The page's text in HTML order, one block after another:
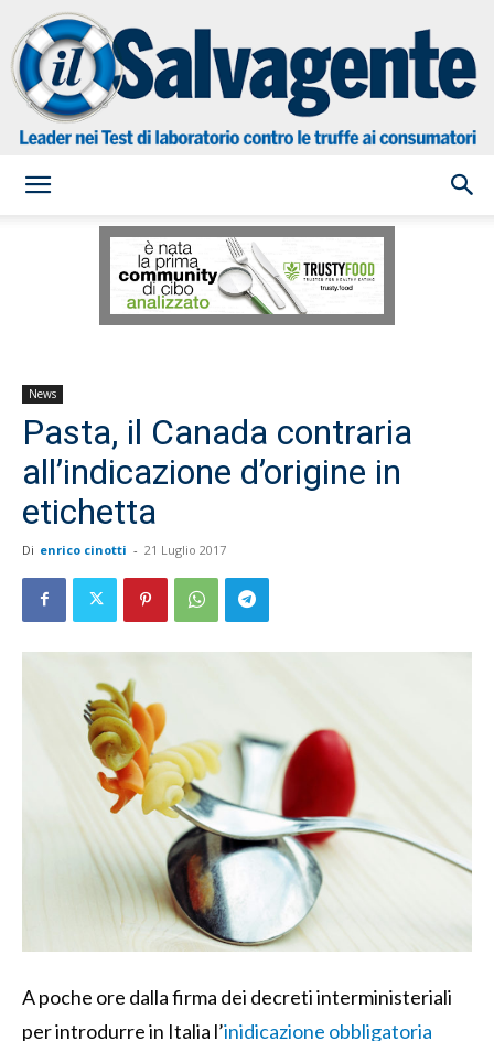
Salvagente
News
Pasta, il Canada contraria
all’indicazione d’origine in
etichetta
Di enrico cinotti - 21 Luglio 2017
A poche ore dalla firma dei decreti interministeriali
per introdurre in Italia l’inidicazione obbligatoria